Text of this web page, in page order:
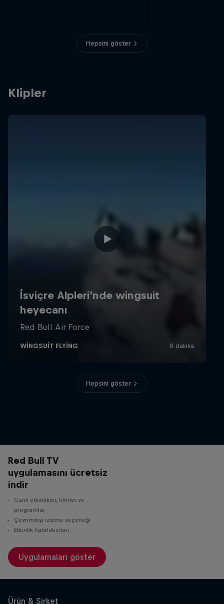
Hepsini göster
Klipler
Hepsini göster
Red Bull TV
uygulamasını ücretsiz
indir
Canlı etkinlikler, filmler ve
programlar
Çevrimdışı izleme seçeneği
Etkinlik hatırlatıcıları
Uygulamaları göster